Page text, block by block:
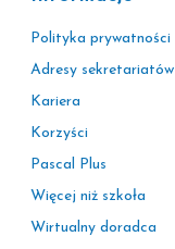
Polityka prywatności
Adresy sekretariatów
Kariera
Korzyści
Pascal Plus
Więcej niż szkoła
Wirtualny doradca